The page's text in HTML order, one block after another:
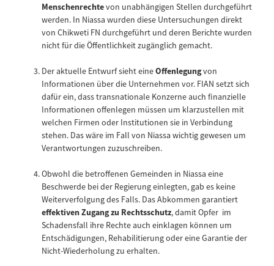
Menschenrechtevon unabhängigen Stellen durchgeführt
werden. In Niassa wurden diese Untersuchungen direkt
von Chikweti FN durchgeführt und deren Berichte wurden
nicht für die Öffentlichkeit zugänglich gemacht.
Der aktuelle Entwurf sieht eineOffenlegungvon
Informationen über die Unternehmen vor. FIAN setzt sich
dafür ein, dass transnationale Konzerne auch finanzielle
Informationen offenlegen müssen um klarzustellen mit
welchen Firmen oder Institutionen sie in Verbindung
stehen. Das wäre im Fall von Niassa wichtig gewesen um
Verantwortungen zuzuschreiben.
Obwohl die betroffenen Gemeinden in Niassa eine
Beschwerde bei der Regierung einlegten, gab es keine
Weiterverfolgung des Falls. Das Abkommen garantiert
effektiven Zugang zu Rechtsschutz, damit Opfer im
Schadensfall ihre Rechte auch einklagen können um
Entschädigungen, Rehabilitierung oder eine Garantie der
Nicht-Wiederholung zu erhalten.